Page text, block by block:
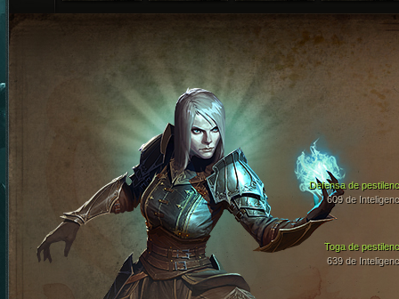
Toga de
639 de
Defensa de
609 de